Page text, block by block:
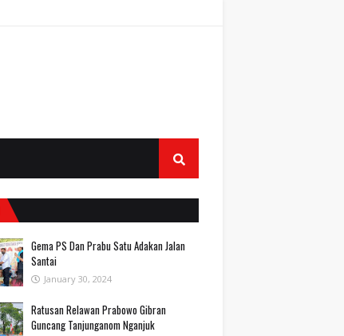
Gema PS Dan Prabu Satu Adakan Jalan
Santai
January 30, 2024
Ratusan Relawan Prabowo Gibran
Guncang Tanjunganom Nganjuk